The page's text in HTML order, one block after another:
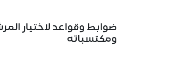
ضوابط وقواعد لاختيار
ومكتسباته